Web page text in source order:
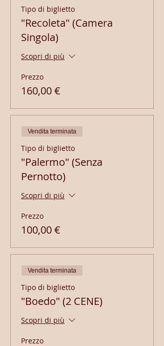
Tipo di biglietto
"Recoleta" (Camera
Singola)
Scopri di più
Prezzo
160,00 €
Vendita terminata
Tipo di biglietto
"Palermo" (Senza
Pernotto)
Scopri di più
Prezzo
100,00 €
Vendita terminata
Tipo di biglietto
"Boedo" (2 CENE)
Scopri di più
Prezzo